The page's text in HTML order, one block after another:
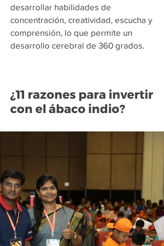
desarrollar habilidades de
concentración, creatividad, escucha y
comprensión, lo que permite un
desarrollo cerebral de 360 grados.
¿11 razones para invertir
con el ábaco indio?